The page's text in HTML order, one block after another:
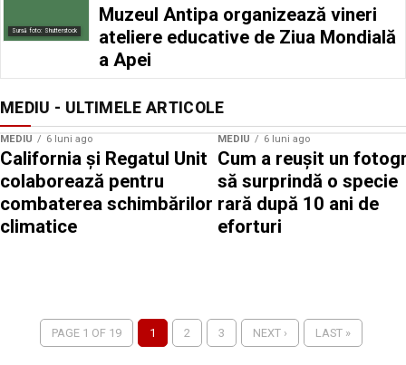
Sursă foto: Shutterstock
Muzeul Antipa organizează vineri
ateliere educative de Ziua Mondială
a Apei
MEDIU - ULTIMELE ARTICOLE
MEDIU 6 luni ago
California și Regatul Unit
colaborează pentru
combaterea schimbărilor
climatice
MEDIU 6 luni ago
Cum a reușit un
să surprindă o specie
rară după 10 ani de
eforturi
PAGE 1 OF 19 1 2 3 NEXT › LAST »